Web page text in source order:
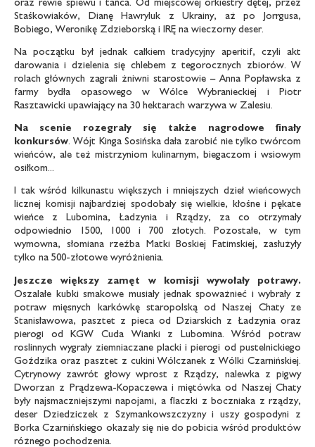
Staśkowiaków, Dianę Hawryluk z Ukrainy, aż po Jorrgusa,
Bobiego, Weronikę Zdzieborską i IRĘ na wieczorny deser.
Na początku był jednak całkiem tradycyjny aperitif, czyli akt
darowania i dzielenia się chlebem z tegorocznych zbiorów. W
rolach głównych zagrali żniwni starostowie – Anna Popławska z
farmy bydła opasowego w Wólce Wybranieckiej i Piotr
Rasztawicki upawiający na 30 hektarach warzywa w Zalesiu.
Na scenie rozegrały się także nagrodowe finały
konkursów. Wójt Kinga Sosińska dała zarobić nie tylko twórcom
wieńców, ale też mistrzyniom kulinarnym, biegaczom i wsiowym
osiłkom...
I tak wśród kilkunastu większych i mniejszych dzieł wieńcowych
licznej komisji najbardziej spodobały się wielkie, kłośne i pękate
wieńce z Lubomina, Ładzynia i Rządzy, za co otrzymały
odpowiednio 1500, 1000 i 700 złotych. Pozostałe, w tym
wymowna, słomiana rzeźba Matki Boskiej Fatimskiej, zasłużyły
tylko na 500-złotowe wyróżnienia.
Jeszcze większy zamęt w komisji wywołały potrawy.
Oszalałe kubki smakowe musiały jednak spoważnieć i wybrały z
potraw mięsnych karkówkę staropolską od Naszej Chaty ze
Stanisławowa, pasztet z pieca od Dziarskich z Ładzynia oraz
pierogi od KGW Cuda Wianki z Lubomina. Wśród potraw
roslinnych wygrały ziemniaczane placki i pierogi od pustelnickiego
Goździka oraz pasztet z cukini Wólczanek z Wólki Czarnińskiej.
Cytrynowy zawrót głowy wprost z Rządzy, nalewka z pigwy
Dworzan z Prądzewa-Kopaczewa i miętówka od Naszej Chaty
były najsmaczniejszymi napojami, a flaczki z boczniaka z rządzy,
deser Dziedziczek z Szymankowszczyzny i uszy gospodyni z
Borka Czarnińskiego okazały się nie do pobicia wśród produktów
różnego pochodzenia.